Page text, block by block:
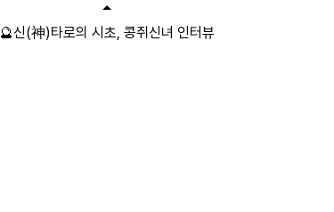
🔮신(神)타로의 시초, 콩쥐신녀 인터뷰